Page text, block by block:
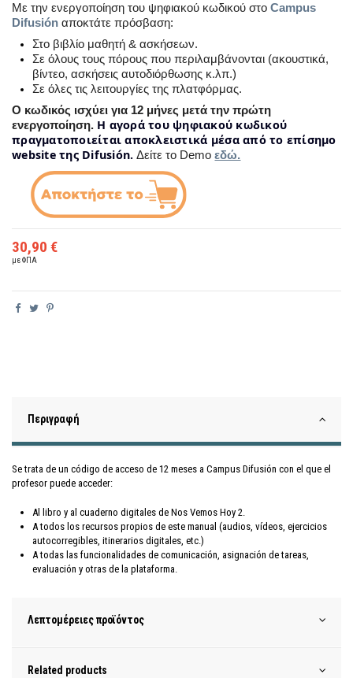
Με την ενεργοποίηση του ψηφιακού κωδικού στο Campus
Difusión αποκτάτε πρόσβαση:
Στο βιβλίο μαθητή & ασκήσεων.
Σε όλους τους πόρους που περιλαμβάνονται (ακουστικά,
βίντεο, ασκήσεις αυτοδιόρθωσης κ.λπ.)
Σε όλες τις λειτουργίες της πλατφόρμας.
Ο κωδικός ισχύει για 12 μήνες μετά την πρώτη
ενεργοποίηση. H αγορά του ψηφιακού κωδικού
πραγματοποιείται αποκλειστικά μέσα από το επίσημο
website της Difusión. Δείτε το Demoεδώ.
30,90 €
με ΦΠΑ
Περιγραφή
Se trata de un código de acceso de 12 meses a Campus Difusión con el que el
profesor puede acceder:
Al libro y al cuaderno digitales de Nos Vemos Hoy 2.
A todos los recursos propios de este manual (audios, vídeos, ejercicios
autocorregibles, itinerarios digitales, etc.)
A todas las funcionalidades de comunicación, asignación de tareas,
evaluación y otras de la plataforma.
Λεπτομέρειες προϊόντος
Related products